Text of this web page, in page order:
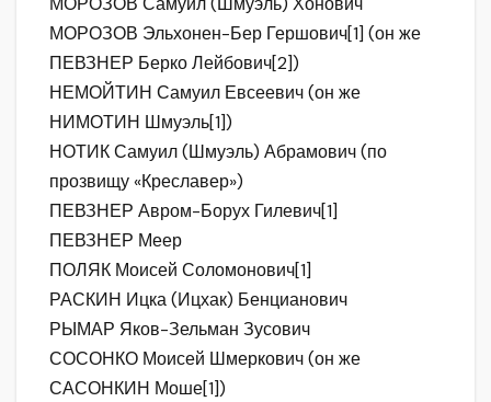
МОРОЗОВ Эльхонен-Бер Гершович[1] (он же
ПЕВЗНЕР Берко Лейбович[2])
НЕМОЙТИН Самуил Евсеевич (он же
НИМОТИН Шмуэль[1])
НОТИК Самуил (Шмуэль) Абрамович (по
прозвищу «Креславер»)
ПЕВЗНЕР Авром-Борух Гилевич[1]
ПЕВЗНЕР Меер
ПОЛЯК Моисей Соломонович[1]
РАСКИН Ицка (Ицхак) Бенцианович
РЫМАР Яков-Зельман Зусович
СОСОНКО Моисей Шмеркович (он же
САСОНКИН Моше[1])